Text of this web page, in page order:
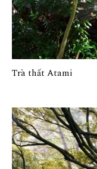
Trà thất Atami